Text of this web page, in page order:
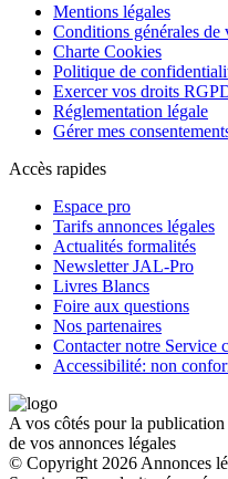
Mentions légales
Conditions générales de
Charte Cookies
Politique de
Exercer vos droits
Réglementation légale
Gérer mes
Accès rapides
Espace pro
Tarifs annonces légales
Actualités formalités
Newsletter JAL-Pro
Livres Blancs
Foire aux questions
Nos partenaires
Contacter notre Service
Accessibilité: non
A vos côtés pour la publication
de vos annonces légales
© Copyright 2026 Annonces